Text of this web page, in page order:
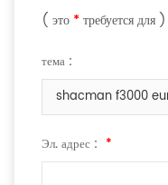
( это * требуется для )
тема :
shacman f3000
Эл. адрес : *